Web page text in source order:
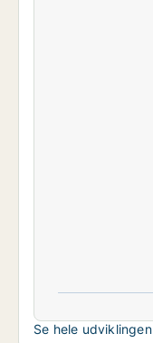
Se hele udviklingen